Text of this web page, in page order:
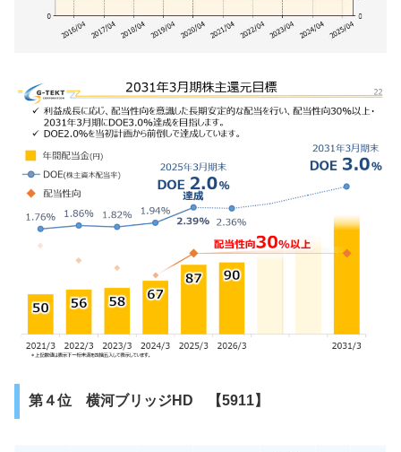
第４位 横河ブリッジHD 【5911】